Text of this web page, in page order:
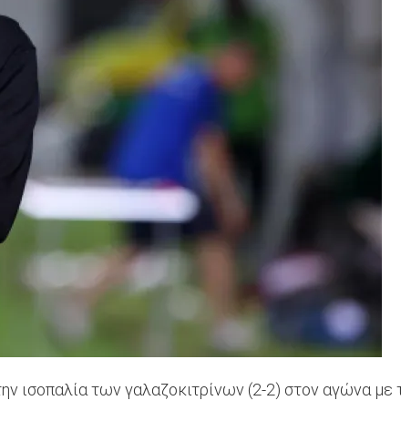
ισοπαλία των γαλαζοκιτρίνων (2-2) στον αγώνα